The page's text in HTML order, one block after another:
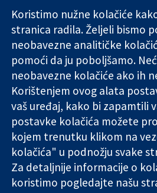
Pouzdani dokazi.
Utemeljeni
dokazi.
Bolje zdravlje.
London
W1G 0AN
Ujedinjeno
Kraljevstvo
The Cochrane Collaboration is a
company limited by guarantee (no.
England & Wales. VAT registration
Koristimo nužne kolačiće
stranica radila. Željeli bismo
neobavezne analitičke
pomoći da ju poboljšamo.
neobavezne kolačiće ako ih
Korištenjem ovog alata
vaš uređaj, kako bi zapamtili
postavke kolačića možete
kojem trenutku klikom na
kolačića" u podnožju svake
Za detaljnije informacije o
koristimo pogledajte našu